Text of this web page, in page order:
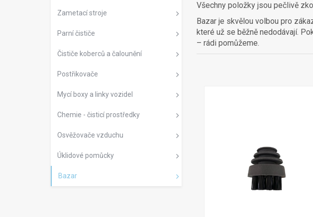
Zametací stroje
Parní čističe
Čističe koberců a čalounění
Postřikovače
Mycí boxy a linky vozidel
Chemie - čisticí prostředky
Osvěžovače vzduchu
Úklidové pomůcky
Bazar
Všechny položky jsou pečlivě
Bazar je skvělou volbou pro
které už se běžně nedodávají.
– rádi pomůžeme.